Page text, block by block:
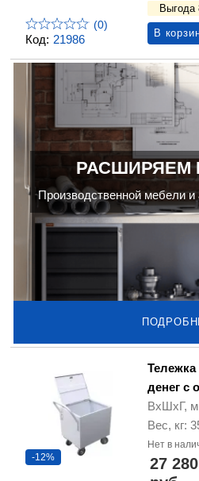
Код: 21986
(0)
Выгода
В
РАСШИРЯЕМ
Производственной мебели
-12%
денег с
ВхШхГ,
Вес, кг:
Нет в
27 280